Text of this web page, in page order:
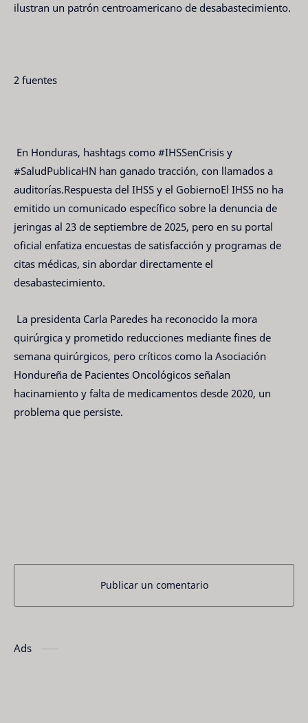
ilustran un patrón centroamericano de desabastecimiento.
2 fuentes
En Honduras, hashtags como #IHSSenCrisis y
#SaludPublicaHN han ganado tracción, con llamados a
auditorías.Respuesta del IHSS y el GobiernoEl IHSS no ha
emitido un comunicado específico sobre la denuncia de
jeringas al 23 de septiembre de 2025, pero en su portal
oficial enfatiza encuestas de satisfacción y programas de
citas médicas, sin abordar directamente el
desabastecimiento.
La presidenta Carla Paredes ha reconocido la mora
quirúrgica y prometido reducciones mediante fines de
semana quirúrgicos, pero críticos como la Asociación
Hondureña de Pacientes Oncológicos señalan
hacinamiento y falta de medicamentos desde 2020, un
problema que persiste.
Publicar un comentario
Ads